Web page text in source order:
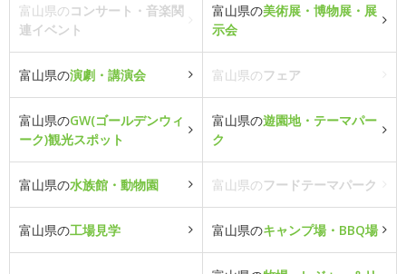
富山県のコンサート・音楽関
連イベント
富山県の美術展・博物展・展
示会
富山県の演劇・講演会 富山県のフェア
富山県のGW(ゴールデンウィ
ーク)観光スポット
富山県の遊園地・テーマパー
ク
富山県の水族館・動物園 富山県のフードテーマパーク
富山県の工場見学 富山県のキャンプ場・BBQ場